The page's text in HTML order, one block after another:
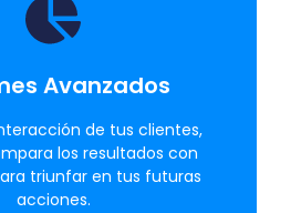
Avanzados
de tus clientes,
los resultados con
triunfar en tus futuras
acciones.